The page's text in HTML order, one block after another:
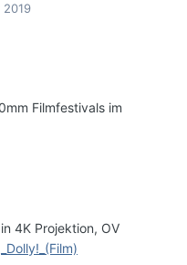
2019
Filmfestivals im
4K Projektion, OV